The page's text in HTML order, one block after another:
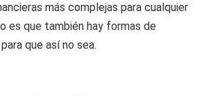
más complejas para cualquier
es que también hay formas de
que así no sea.